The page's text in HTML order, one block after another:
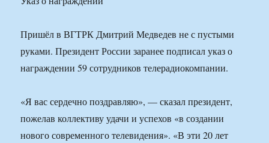
Пришёл в ВГТРК Дмитрий Медведев не с пустыми
руками. Президент России заранее подписал указ о
награждении 59 сотрудников телерадиокомпании.
«Я вас сердечно поздравляю», — сказал президент,
пожелав коллективу удачи и успехов «в создании
нового современного телевидения». «В эти 20 лет